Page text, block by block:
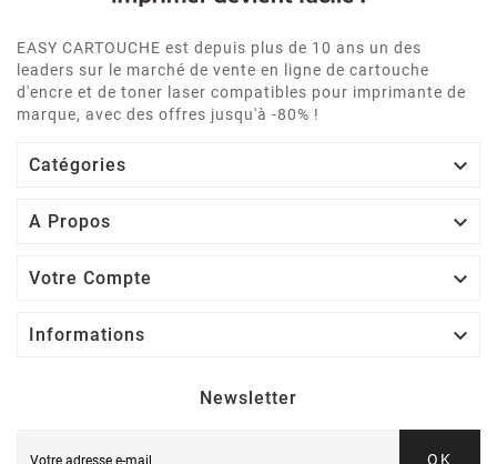
EASY CARTOUCHE est depuis plus de 10 ans un des
leaders sur le marché de vente en ligne de cartouche
d'encre et de toner laser compatibles pour imprimante de
marque, avec des offres jusqu'à -80% !
Catégories 
A Propos 
Votre Compte 
Informations 
Newsletter
OK